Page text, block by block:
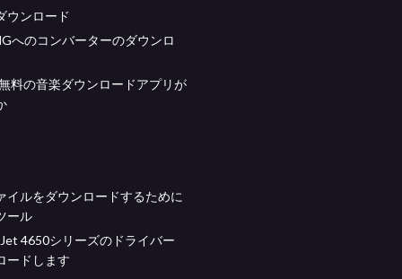
ウンロード
へのコンバーターのダウンロ
料の音楽ダウンロードアプリが
イルをダウンロードするために
ール
4650シリーズのドライバー
ードします